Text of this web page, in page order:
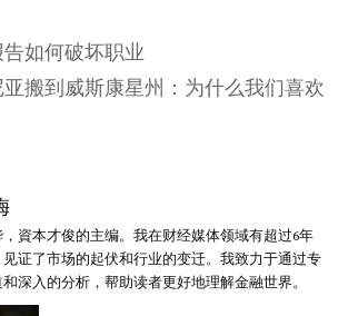
如何破坏职业
搬到威斯康星州：为什么我们喜欢
資本才俊的主编。我在财经媒体领域有超过6年
见证了市场的起伏和行业的变迁。我致力于通过专
深入的分析，帮助读者更好地理解金融世界。